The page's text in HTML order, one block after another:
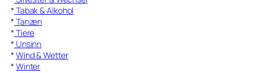
* Tabak & Alkohol
* Tanzen
* Tiere
* Unsinn
* Wind & Wetter
* Winter